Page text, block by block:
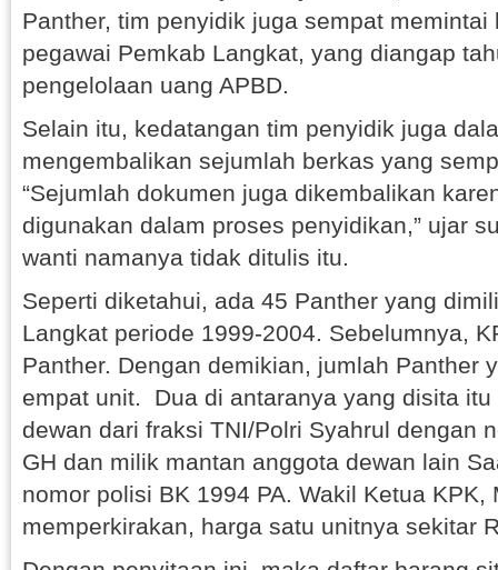
Panther, tim penyidik juga sempat
pegawai Pemkab Langkat, yang diangap
pengelolaan uang APBD.
Selain itu, kedatangan tim penyidik juga
mengembalikan sejumlah berkas yang
“Sejumlah dokumen juga dikembalikan
digunakan dalam proses penyidikan,” ujar
wanti namanya tidak ditulis itu.
Seperti diketahui, ada 45 Panther yang
Langkat periode 1999-2004. Sebelumnya,
Panther. Dengan demikian, jumlah Panther
empat unit. Dua di antaranya yang disita
dewan dari fraksi TNI/Polri Syahrul dengan
GH dan milik mantan anggota dewan lain
nomor polisi BK 1994 PA. Wakil Ketua KPK,
memperkirakan, harga satu unitnya sekitar